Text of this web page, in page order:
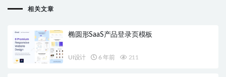
相关文章
椭圆形SaaS产品登录页模板
UI设计 6 年前 211